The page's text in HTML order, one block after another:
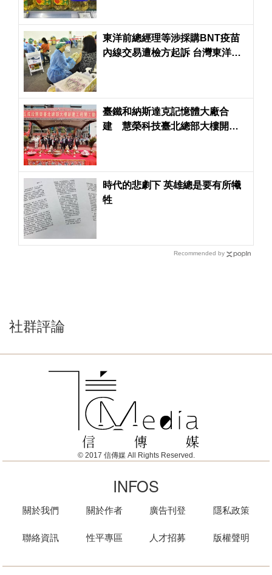
東洋前總經理等涉採購BNT疫苗
內線交易遭檢方起訴 台灣東洋：
臺鐵和納斯達克記憶體大廠合
建 慧榮科技臺北總部大樓開工
時代的悲劇下 英雄總是要有所犧
牲
Recommended by
社群評論
© 2017 信傳媒 All Rights Reserved.
INFOS
關於我們
聯絡資訊
關於作者
性平專區
廣告刊登
人才招募
隱私政策
版權聲明